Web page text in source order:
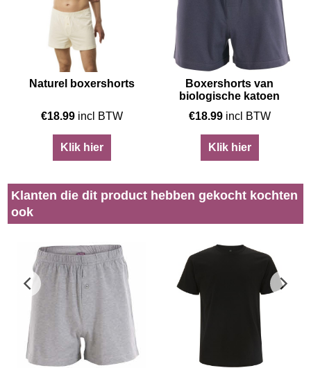
Naturel boxershorts
€18.99 incl BTW
Klik hier
Boxershorts van
biologische katoen
€18.99 incl BTW
Klik hier
Klanten die dit product hebben gekocht kochten
ook